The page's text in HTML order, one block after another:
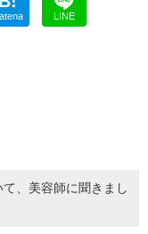
LINE
、美容師に聞きまし